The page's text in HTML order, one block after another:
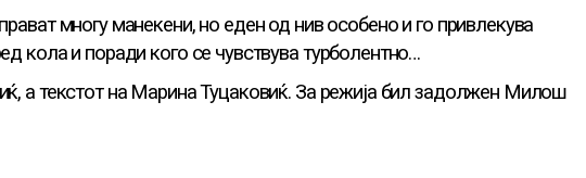
многу манекени, но еден од нив особено и го привлекува
кола и поради кого се чувствува турболентно…
а текстот на Марина Туцаковиќ. За режија бил задолжен Милош